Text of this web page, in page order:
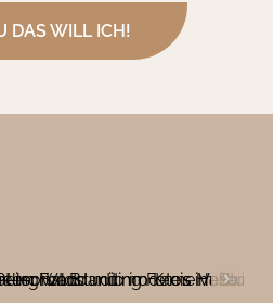
DAS WILL ICH!